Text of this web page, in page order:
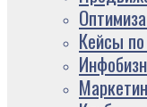
Кейсы